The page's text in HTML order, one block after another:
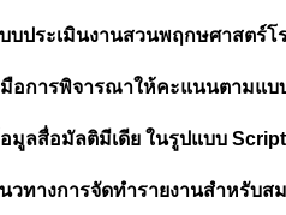
บประเมินงานสวนพฤกษศาสตร์โ
อการพิจารณาให้คะแนนตามแบ
มูลสื่อมัลติมีเดีย ในรูปแบบ
วทางการจัดทำรายงานสำหรับส